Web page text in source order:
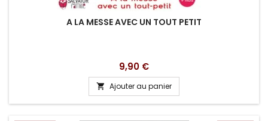
A LA MESSE AVEC UN TOUT PETIT
Prix
9,90 €
 Ajouter au panier